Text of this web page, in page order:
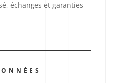
échanges et garanties